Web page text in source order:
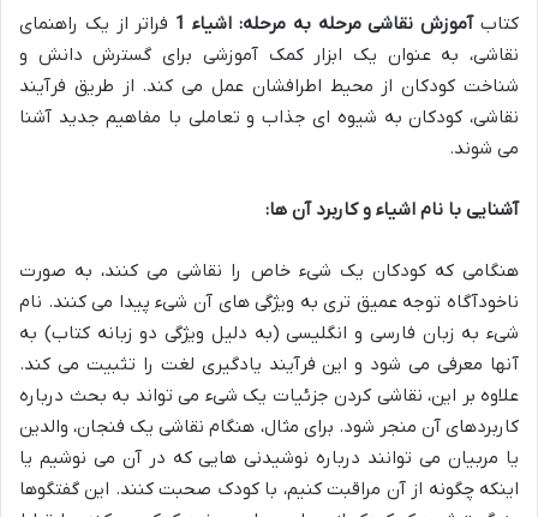
کتابآموزش نقاشی مرحله به مرحله: اشیاء 1
فراتر از یک راهنمای
نقاشی، به عنوان یک ابزار کمک آموزشی برای گسترش دانش و
شناخت کودکان از محیط اطرافشان عمل می کند. از طریق فرآیند
نقاشی، کودکان به شیوه ای جذاب و تعاملی با مفاهیم جدید آشنا
می شوند.
آشنایی با نام اشیاء و کاربرد آن ها:
هنگامی که کودکان یک شیء خاص را نقاشی می کنند، به صورت
ناخودآگاه توجه عمیق تری به ویژگی های آن شیء پیدا می کنند. نام
شیء به زبان فارسی و انگلیسی (به دلیل ویژگی دو زبانه کتاب) به
آنها معرفی می شود و این فرآیند یادگیری لغت را تثبیت می کند.
علاوه بر این، نقاشی کردن جزئیات یک شیء می تواند به بحث درباره
کاربردهای آن منجر شود. برای مثال، هنگام نقاشی یک فنجان، والدین
یا مربیان می توانند درباره نوشیدنی هایی که در آن می نوشیم یا
اینکه چگونه از آن مراقبت کنیم، با کودک صحبت کنند. این گفتگوها